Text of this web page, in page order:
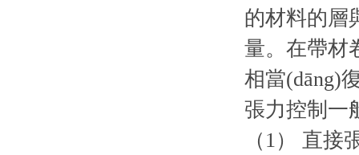
的材料的層
量。在帶材
相當(dāng)
張力控制一
（1） 直